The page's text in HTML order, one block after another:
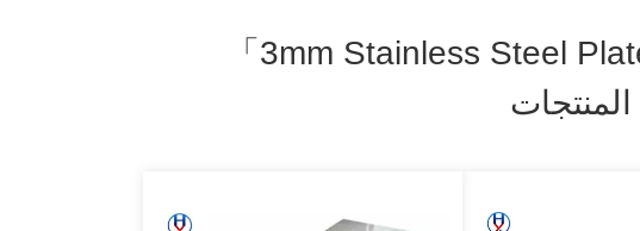
الكلمات الرئيسية 「3mm Stainless Steel Plate Sheet 8k」